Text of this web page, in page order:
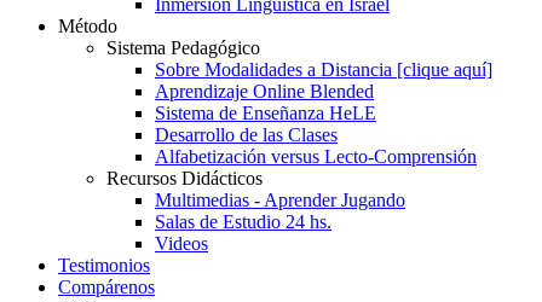
Método
Sistema Pedagógico
Sobre Modalidades a Distancia [clique aquí]
Aprendizaje Online Blended
Sistema de Enseñanza HeLE
Desarrollo de las Clases
Alfabetización versus Lecto-Comprensión
Recursos Didácticos
Multimedias - Aprender Jugando
Salas de Estudio 24 hs.
Videos
Testimonios
Compárenos